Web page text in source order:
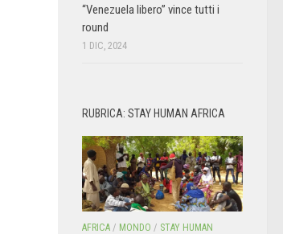
“Venezuela libero” vince tutti i
round
1 DIC, 2024
RUBRICA: STAY HUMAN AFRICA
AFRICA / MONDO / STAY HUMAN